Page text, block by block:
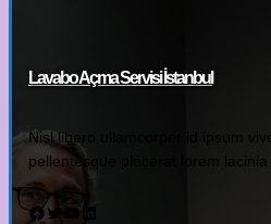
Lavabo Açma Servisi İstanbul
Nisl libero ullamcorper id ipsum
pellentesque placerat lorem lacinia
Facebook Twitter YouTube LinkedIn